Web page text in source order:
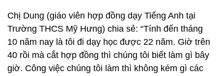
Chị Dung (giáo viên hợp đồng dạy Tiếng Anh tại
Trường THCS Mỹ Hưng) chia sẻ: “Tính đến tháng
10 năm nay là tôi đi dạy học được 22 năm. Giờ trên
40 rồi mà cắt hợp đồng thì chúng tôi biết làm gì bây
giờ. Công việc chúng tôi làm thì không kém gì các